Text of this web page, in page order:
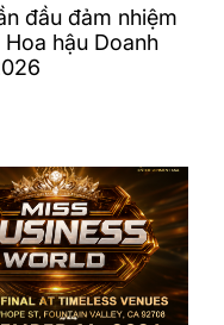
đầu đảm nhiệm
hậu Doanh